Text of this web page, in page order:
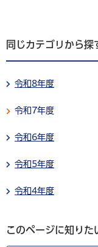
同じカテゴリから探
令和8年度
令和7年度
令和6年度
令和5年度
令和4年度
このページに知りた